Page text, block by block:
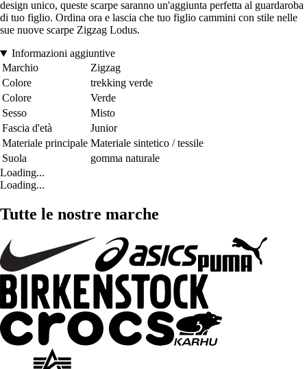
design unico, queste scarpe saranno un'aggiunta perfetta al guardaroba
di tuo figlio. Ordina ora e lascia che tuo figlio cammini con stile nelle
sue nuove scarpe Zigzag Lodus.
Informazioni aggiuntive
Marchio
Zigzag
Colore
trekking verde
Colore
Verde
Sesso
Misto
Fascia d'età
Junior
Materiale principale Materiale sintetico / tessile
Suola
gomma naturale
Loading...
Loading...
Tutte le nostre marche